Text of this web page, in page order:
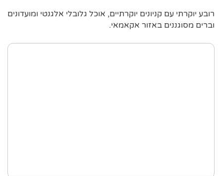
רובע יוקרתי עם קניונים יוקרתיים, אוכל גלובלי אלגנטי ומועדונים
וברים מסוגננים באזור אקאמאי.